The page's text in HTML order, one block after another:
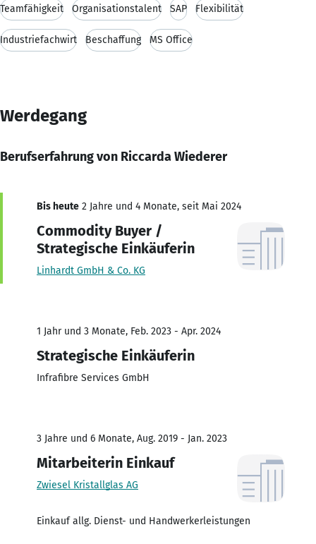
Teamfähigkeit Organisationstalent SAP Flexibilität
Industriefachwirt Beschaffung MS Office
Werdegang
Berufserfahrung von Riccarda Wiederer
Bis heute 2 Jahre und 4 Monate, seit Mai 2024
Commodity Buyer /
Strategische Einkäuferin
Linhardt GmbH & Co. KG
1 Jahr und 3 Monate, Feb. 2023 - Apr. 2024
Strategische Einkäuferin
Infrafibre Services GmbH
3 Jahre und 6 Monate, Aug. 2019 - Jan. 2023
Mitarbeiterin Einkauf
Zwiesel Kristallglas AG
Einkauf allg. Dienst- und Handwerkerleistungen